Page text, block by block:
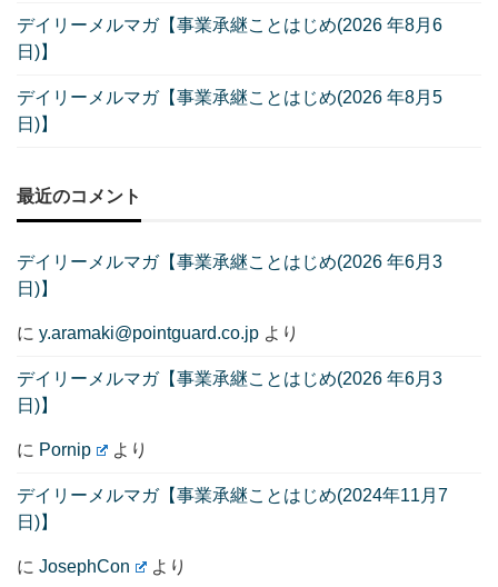
デイリーメルマガ【事業承継ことはじめ(2026 年8月6
日)】
デイリーメルマガ【事業承継ことはじめ(2026 年8月5
日)】
最近のコメント
デイリーメルマガ【事業承継ことはじめ(2026 年6月3
日)】
に y.aramaki@pointguard.co.jp より
デイリーメルマガ【事業承継ことはじめ(2026 年6月3
日)】
に Pornip より
デイリーメルマガ【事業承継ことはじめ(2024年11月7
日)】
に JosephCon より